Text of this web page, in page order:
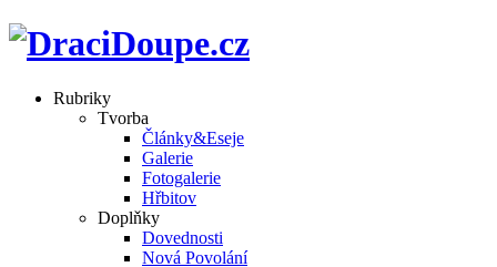
Rubriky
Tvorba
Články&Eseje
Galerie
Fotogalerie
Hřbitov
Doplňky
Dovednosti
Nová Povolání